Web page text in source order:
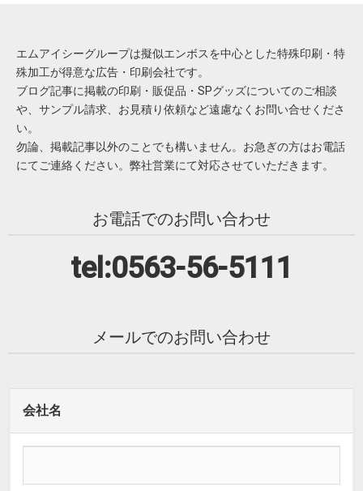
エムアイシーグループは擬似エンボスを中心とした特殊印刷・特
殊加工が得意な広告・印刷会社です。
ブログ記事に掲載の印刷・販促品・SPグッズについてのご相談
や、サンプル請求、お見積り依頼など遠慮なくお問い合せくださ
い。
勿論、掲載記事以外のことでも構いません。お急ぎの方はお電話
にてご連絡ください。弊社営業にて対応させていただきます。
お電話でのお問い合わせ
tel:0563-56-5111
メールでのお問い合わせ
会社名